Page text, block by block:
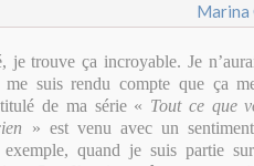
Marina
je trouve ça incroyable. Je
suis rendu compte que ça
de ma série « Tout ce que
» est venu avec un
quand je suis partie